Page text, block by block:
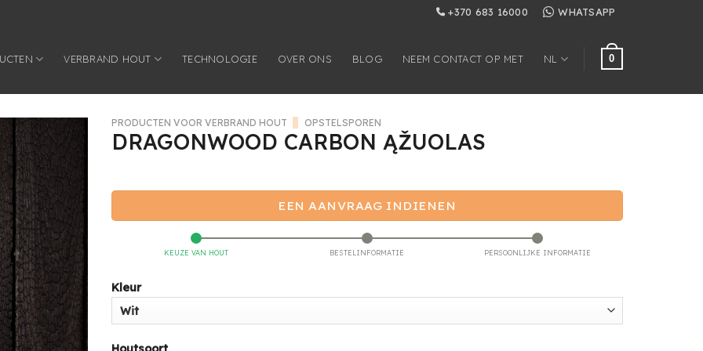
+370 683 16000 WHATSAPP
VERBRAND HOUT TECHNOLOGIE OVER ONS BLOG NEEM CONTACT OP MET NL 0
PRODUCTEN VOOR VERBRAND HOUT OPSTELSPOREN
DRAGONWOOD CARBON ĄŽUOLAS
EEN AANVRAAG INDIENEN
KEUZE VAN HOUT BESTELINFORMATIE PERSOONLIJKE INFORMATIE
Kleur